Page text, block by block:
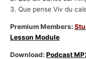
3. Que pense Viv du
Premium Members:
Lesson Module
Download:Podcast